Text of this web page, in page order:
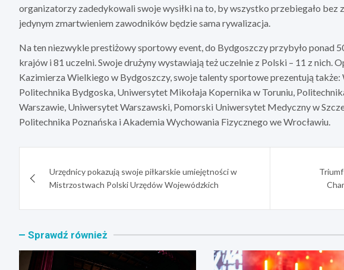
organizatorzy zadedykowali swoje wysiłki na to, by wszystko przebiegało bez
jedynym zmartwieniem zawodników będzie sama rywalizacja.
Na ten niezwykle prestiżowy sportowy event, do Bydgoszczy przybyło ponad
krajów i 81 uczelni. Swoje drużyny wystawiają też uczelnie z Polski – 11 z nich.
Kazimierza Wielkiego w Bydgoszczy, swoje talenty sportowe prezentują także:
Politechnika Bydgoska, Uniwersytet Mikołaja Kopernika w Toruniu,
Warszawie, Uniwersytet Warszawski, Pomorski Uniwersytet Medyczny w
Politechnika Poznańska i Akademia Wychowania Fizycznego we Wrocławiu.
wpisuUrzędnicy pokazują swoje piłkarskie umiejętności w
Mistrzostwach Polski Urzędów Wojewódzkich
Sprawdź również